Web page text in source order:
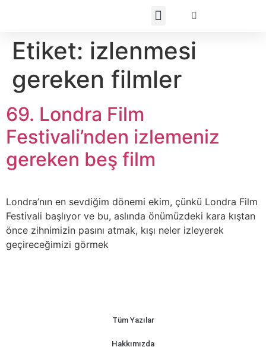
Etiket: izlenmesi
gereken filmler
69. Londra Film
Festivali’nden izlemeniz
gereken beş film
Londra’nın en sevdiğim dönemi ekim, çünkü Londra Film
Festivali başlıyor ve bu, aslında önümüzdeki kara kıştan
önce zihnimizin pasını atmak, kışı neler izleyerek
geçireceğimizi görmek
Tüm Yazılar
Hakkımızda